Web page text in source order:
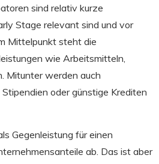
sind relativ kurze
Stage relevant sind und vor
Mittelpunkt steht die
wie Arbeitsmitteln,
Mitunter werden auch
oder günstige Krediten
Gegenleistung für einen
ab. Das ist aber